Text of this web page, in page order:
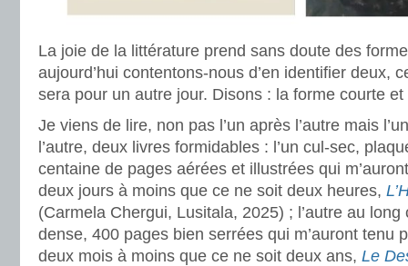
La joie de la littérature prend sans doute des
aujourd’hui contentons-nous d’en identifier deux,
sera pour un autre jour. Disons : la forme courte
Je viens de lire, non pas l’un après l’autre mais
l’autre, deux livres formidables : l’un cul-sec,
centaine de pages aérées et illustrées qui
deux jours à moins que ce ne soit deux heures,
(Carmela Chergui, Lusitala, 2025) ; l’autre au
dense, 400 pages bien serrées qui m’auront tenu
deux mois à moins que ce ne soit deux ans, Le